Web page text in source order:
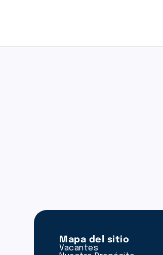
Mapa del sitio
Vacantes